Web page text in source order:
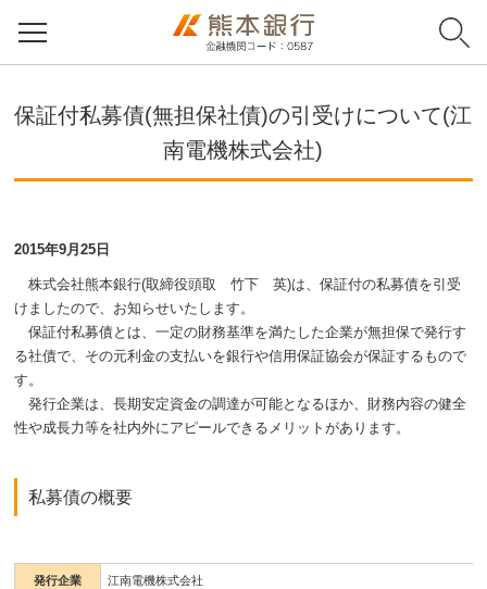
保証付私募債(無担保社債)の引受けについて(江
南電機株式会社)
2015年9月25日
株式会社熊本銀行(取締役頭取 竹下 英)は、保証付の私募債を引受
けましたので、お知らせいたします。
保証付私募債とは、一定の財務基準を満たした企業が無担保で発行す
る社債で、その元利金の支払いを銀行や信用保証協会が保証するもので
す。
発行企業は、長期安定資金の調達が可能となるほか、財務内容の健全
性や成長力等を社内外にアピールできるメリットがあります。
私募債の概要
発行企業 江南電機株式会社